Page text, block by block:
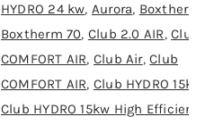
HYDRO 24 kw, Aurora, Boxtherm 60
Boxtherm 70, Club 2.0 AIR,Club 2.0
COMFORT AIR, Club Air,Club
COMFORT AIR, Club HYDRO 15kw
Club HYDRO 15kw High Efficiency